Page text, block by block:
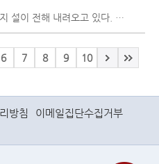
비빔밥의 유래에 대해서는 여러 가지 설이 전해 내려오고 있다. 제사음..
6 7 8 9 10
방침
이메일집단수집거부